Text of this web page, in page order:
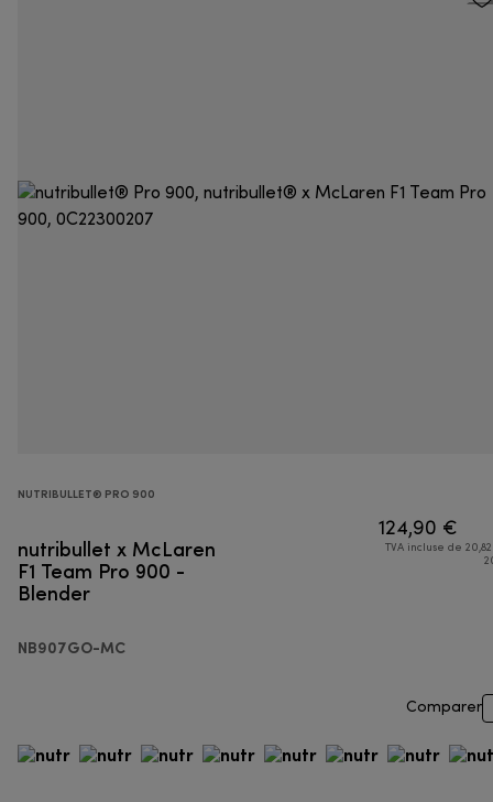
NUTRIBULLET® PRO 900
nutribullet x McLaren
F1 Team Pro 900 -
Blender
NB907GO-MC
124,90 €
TVA incluse de
Comparer